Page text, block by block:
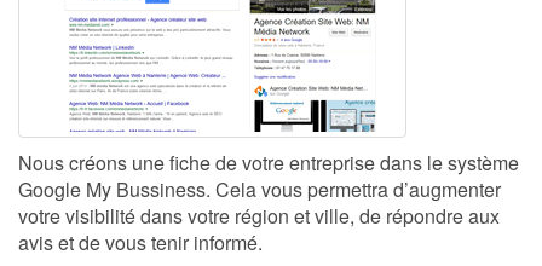
Nous créons une fiche de votre entreprise dans le système
Google My Bussiness. Cela vous permettra d’augmenter
votre visibilité dans votre région et ville, de répondre aux
avis et de vous tenir informé.